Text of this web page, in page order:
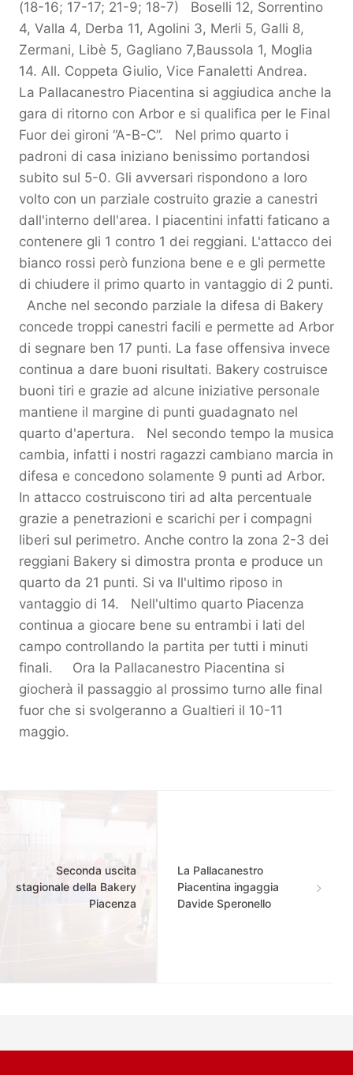
(18-16; 17-17; 21-9; 18-7) Boselli 12, Sorrentino
4, Valla 4, Derba 11, Agolini 3, Merli 5, Galli 8,
Zermani, Libè 5, Gagliano 7,Baussola 1, Moglia
14. All. Coppeta Giulio, Vice Fanaletti Andrea.
La Pallacanestro Piacentina si aggiudica anche la
gara di ritorno con Arbor e si qualifica per le Final
Fuor dei gironi “A-B-C”. Nel primo quarto i
padroni di casa iniziano benissimo portandosi
subito sul 5-0. Gli avversari rispondono a loro
volto con un parziale costruito grazie a canestri
dall'interno dell'area. I piacentini infatti faticano a
contenere gli 1 contro 1 dei reggiani. L'attacco dei
bianco rossi però funziona bene e e gli permette
di chiudere il primo quarto in vantaggio di 2 punti.
Anche nel secondo parziale la difesa di Bakery
concede troppi canestri facili e permette ad Arbor
di segnare ben 17 punti. La fase offensiva invece
continua a dare buoni risultati. Bakery costruisce
buoni tiri e grazie ad alcune iniziative personale
mantiene il margine di punti guadagnato nel
quarto d'apertura. Nel secondo tempo la musica
cambia, infatti i nostri ragazzi cambiano marcia in
difesa e concedono solamente 9 punti ad Arbor.
In attacco costruiscono tiri ad alta percentuale
grazie a penetrazioni e scarichi per i compagni
liberi sul perimetro. Anche contro la zona 2-3 dei
reggiani Bakery si dimostra pronta e produce un
quarto da 21 punti. Si va ll'ultimo riposo in
vantaggio di 14. Nell'ultimo quarto Piacenza
continua a giocare bene su entrambi i lati del
campo controllando la partita per tutti i minuti
finali. Ora la Pallacanestro Piacentina si
giocherà il passaggio al prossimo turno alle final
fuor che si svolgeranno a Gualtieri il 10-11
maggio.
Seconda uscita
stagionale della Bakery
Piacenza
La Pallacanestro
Piacentina ingaggia
Davide Speronello